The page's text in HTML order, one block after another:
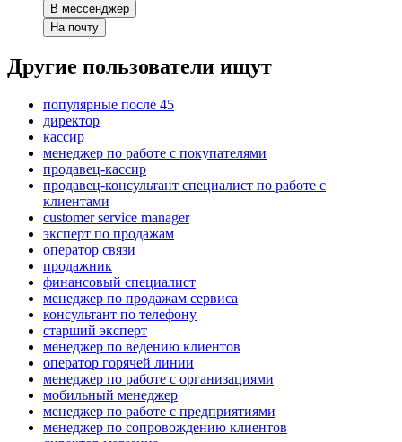
В мессенджер
На почту
Другие пользователи ищут
популярные после 45
директор
кассир
менеджер по работе с покупателями
продавец-кассир
продавец-консультант специалист по работе с
клиентами
customer service manager
эксперт по продажам
оператор связи
продажник
финансовый специалист
менеджер по продажам сервиса
консультант по телефону
старший эксперт
менеджер по ведению клиентов
оператор горячей линии
менеджер по работе с организациями
мобильный менеджер
менеджер по работе с предприятиями
менеджер по сопровождению клиентов